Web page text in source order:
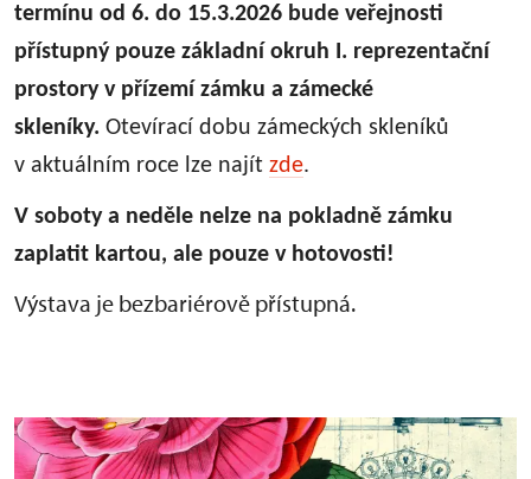
termínu od 6. do 15.3.2026 bude veřejnosti
přístupný pouze základní okruh I. reprezentační
prostory v přízemí zámku a zámecké
skleníky. Otevírací dobu zámeckých skleníků
v aktuálním roce lze najít zde.
V soboty a neděle nelze na pokladně zámku
zaplatit kartou, ale pouze v hotovosti!
Výstava je bezbariérově přístupná.